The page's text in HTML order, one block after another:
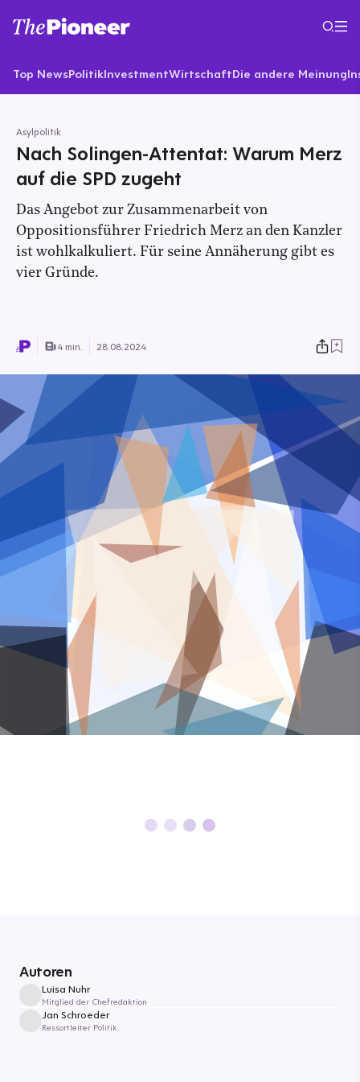
Top NewsPolitikInvestmentWirtschaftDie andere Meinung
Asylpolitik
Nach Solingen-Attentat: Warum Merz
auf die SPD zugeht
Das Angebot zur Zusammenarbeit von
Oppositionsführer Friedrich Merz an den Kanzler
ist wohlkalkuliert. Für seine Annäherung gibt es
vier Gründe.
4 min. 28.08.2024
Autoren
Luisa Nuhr
Mitglied der Chefredaktion
Jan Schroeder
Ressortleiter Politik.